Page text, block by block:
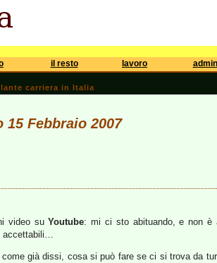
il resto lavoro admin
carriera in Italia
Febbraio 2007
video suYoutube: mi ci sto abituando, e non è
accettabili…
già dissi, cosa si può fare se ci si trova da